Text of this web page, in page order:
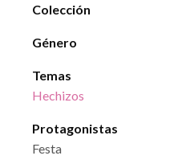
Colección
Género
Temas
Hechizos
Protagonistas
Festa